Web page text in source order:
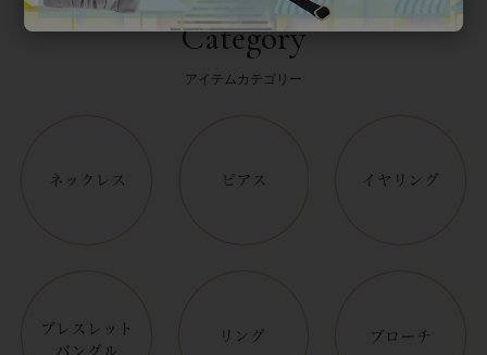
Category
アイテムカテゴリー